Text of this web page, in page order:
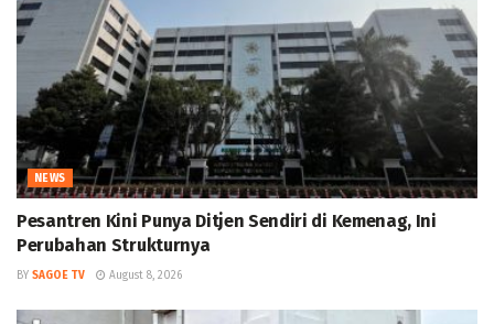
NEWS
Pesantren Kini Punya Ditjen Sendiri di Kemenag, Ini
Perubahan Strukturnya
BY SAGOE TV August 8, 2026